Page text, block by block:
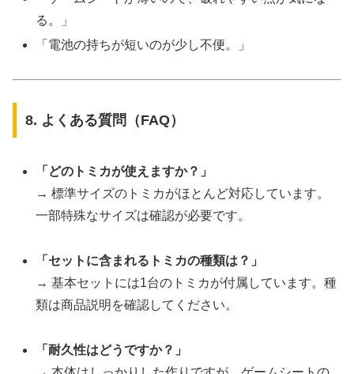
る。」
「電池の持ちが短いのが少し不便。」
8. よくある質問（FAQ）
「どのトミカが使えますか？」
→ 標準サイズのトミカがほとんど対応しています。
一部特殊なサイズは確認が必要です。
「セットに含まれるトミカの種類は？」
→ 基本セットには1台のトミカが付属しています。種
類は商品説明を確認してください。
「耐久性はどうですか？」